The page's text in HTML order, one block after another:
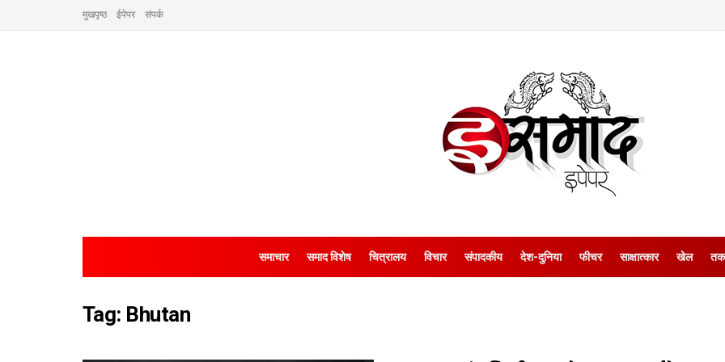
मुखपृष्ठ ईपेपर संपर्क
समाचार समाद विशेष चित्रालय विचार संपादकीय देश-दुनिया फीचर साक्षात्‍कार खेल
Tag: Bhutan